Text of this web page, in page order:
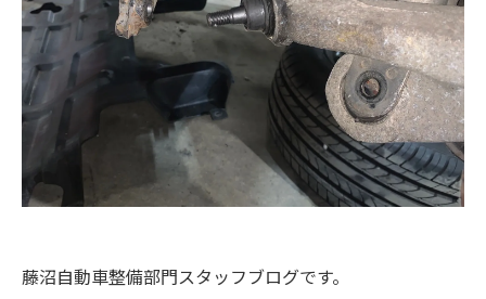
藤沼自動車整備部門スタッフブログです。